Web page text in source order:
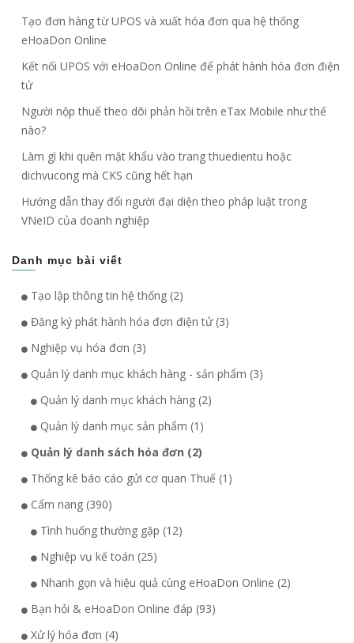
Tạo đơn hàng từ UPOS và xuất hóa đơn qua hệ thống
eHoaDon Online
Kết nối UPOS với eHoaDon Online để phát hành hóa đơn điện
tử
Người nộp thuế theo dõi phản hồi trên eTax Mobile như thế
nào?
Làm gì khi quên mật khẩu vào trang thuedientu hoặc
dichvucong mà CKS cũng hết hạn
Hướng dẫn thay đổi người đại diện theo pháp luật trong
VNeID của doanh nghiệp
Danh mục bài viết
Tạo lập thông tin hệ thống (2)
Đăng ký phát hành hóa đơn điện tử (3)
Nghiệp vụ hóa đơn (3)
Quản lý danh mục khách hàng - sản phẩm (3)
Quản lý danh mục khách hàng (2)
Quản lý danh mục sản phẩm (1)
Quản lý danh sách hóa đơn (2)
Thống kê báo cáo gửi cơ quan Thuế (1)
Cẩm nang (390)
Tình huống thường gặp (12)
Nghiệp vụ kế toán (25)
Nhanh gọn và hiệu quả cùng eHoaDon Online (2)
Bạn hỏi & eHoaDon Online đáp (93)
Xử lý hóa đơn (4)